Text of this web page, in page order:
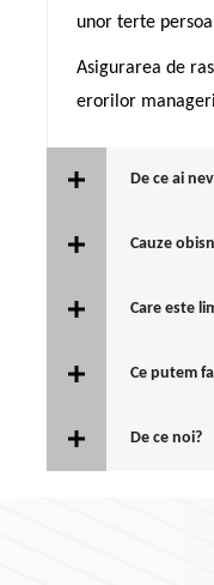
unor terte
Asigurarea de
erorilor
De ce ai
Cauze
Care este
Ce putem
De ce noi?